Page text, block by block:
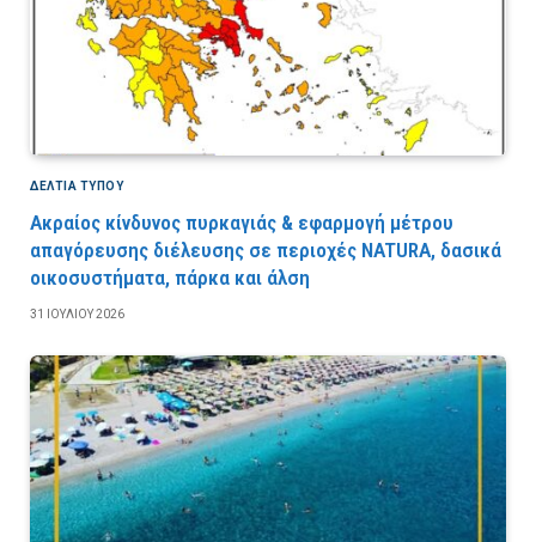
ΔΕΛΤΙΑ ΤΥΠΟΥ
Ακραίος κίνδυνος πυρκαγιάς & εφαρμογή μέτρου
απαγόρευσης διέλευσης σε περιοχές NATURA, δασικά
οικοσυστήματα, πάρκα και άλση
31 ΙΟΥΛΊΟΥ 2026